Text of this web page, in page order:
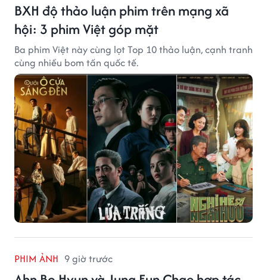
BXH độ thảo luận phim trên mạng xã
hội: 3 phim Việt góp mặt
Ba phim Việt này cùng lọt Top 10 thảo luận, cạnh tranh
cùng nhiều bom tấn quốc tế.
PHIM ẢNH 9 giờ trước